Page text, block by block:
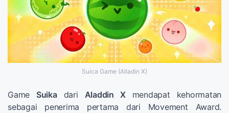
Suica Game (Alladin X)
Game Suikadari Aladdin Xmendapat kehormatan
sebagai penerima pertama dari Movement Award.